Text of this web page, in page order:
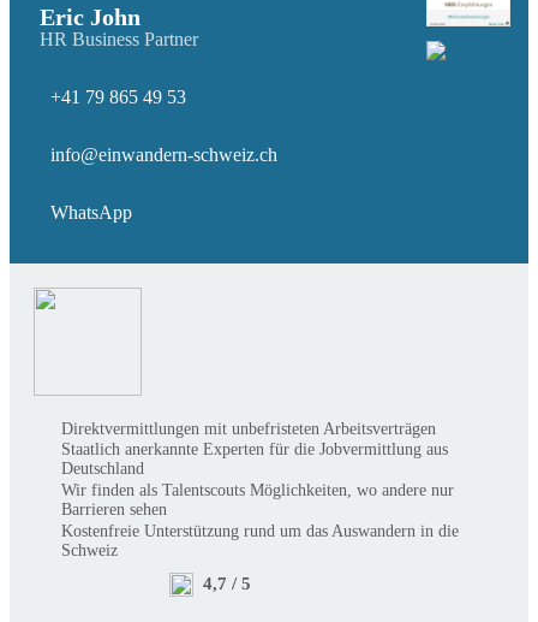
Eric John
HR Business Partner
+41 79 865 49 53
info@einwandern-schweiz.ch
WhatsApp
Direktvermittlungen mit unbefristeten Arbeitsverträgen
Staatlich anerkannte Experten für die Jobvermittlung aus
Deutschland
Wir finden als Talentscouts Möglichkeiten, wo andere nur
Barrieren sehen
Kostenfreie Unterstützung rund um das Auswandern in die
Schweiz
4,7 / 5